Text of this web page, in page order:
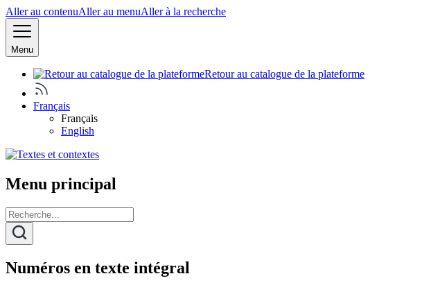
Aller au contenuAller au menuAller à la recherche
Menu
Retour au catalogue de la plateforme
Français
Français
English
Menu principal
Numéros en texte intégral